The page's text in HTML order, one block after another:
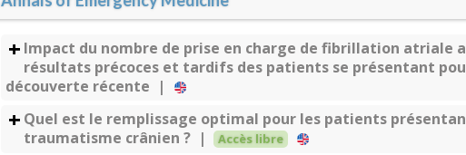
Impact du nombre de prise en charge de fibrillation atriale
résultats précoces et tardifs des patients se présentant
découverte récente |
Quel est le remplissage optimal pour les patients
traumatisme crânien ? |
Accès libre